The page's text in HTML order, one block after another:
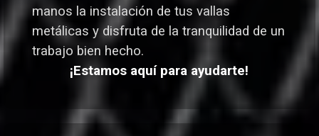
manos la instalación de tus vallas
metálicas y disfruta de la tranquilidad de un
trabajo bien hecho.
¡Estamos aquí para ayudarte!